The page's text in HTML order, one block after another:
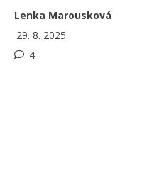
Lenka Marousková
29. 8. 2025
4